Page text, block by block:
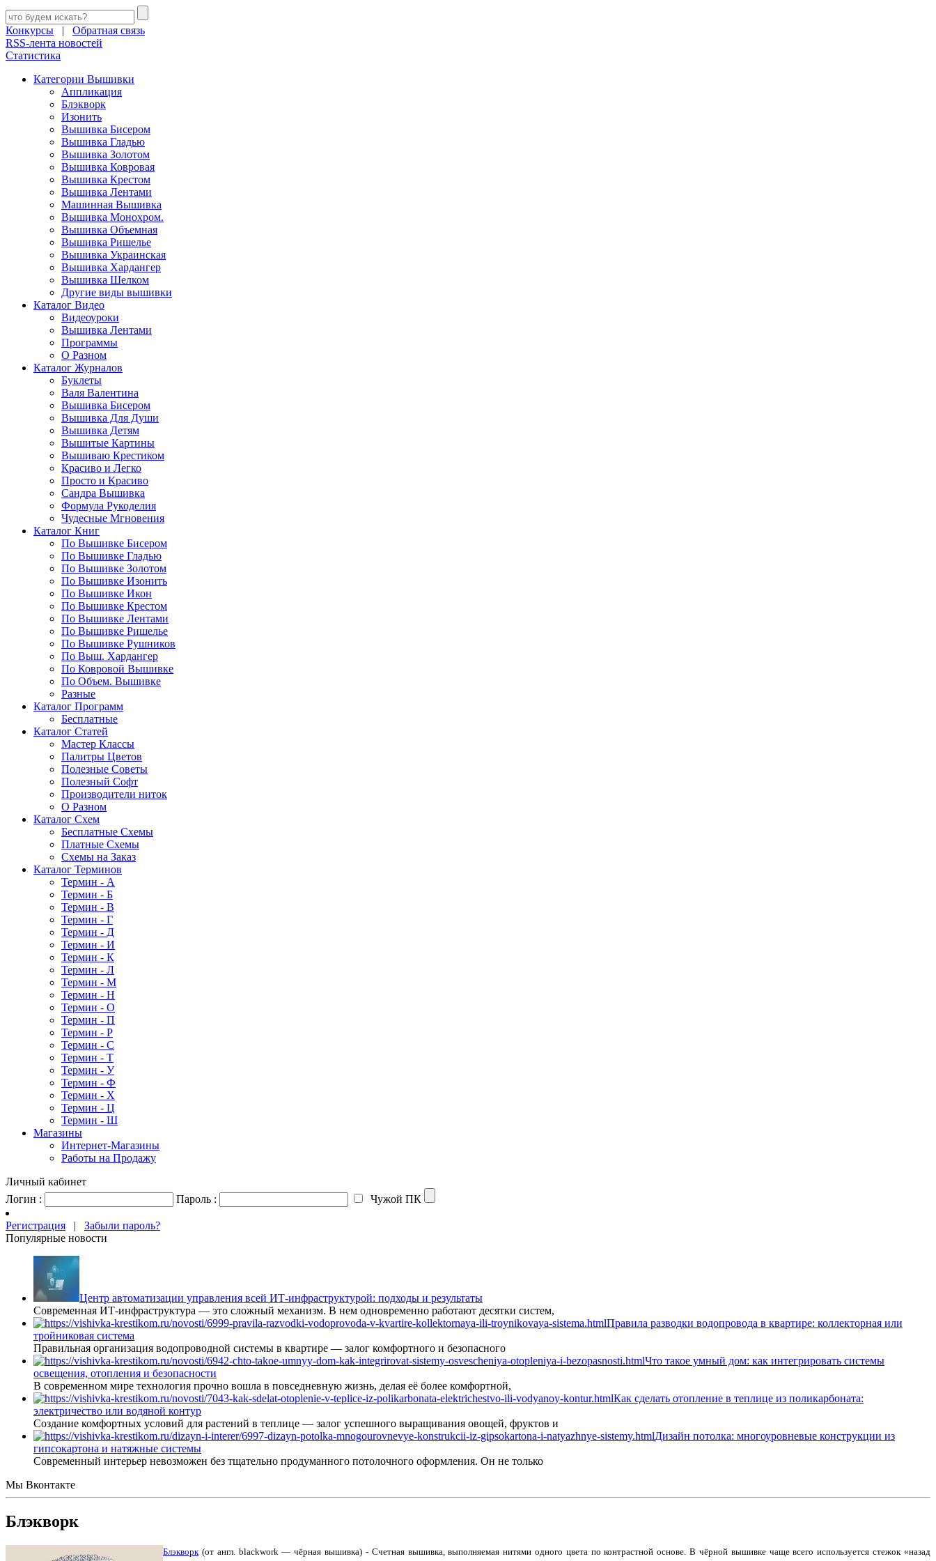
Конкурсы | Обратная связь
RSS-лента новостей
Статистика
Категории Вышивки
Аппликация
Блэкворк
Изонить
Вышивка Бисером
Вышивка Гладью
Вышивка Золотом
Вышивка Ковровая
Вышивка Крестом
Вышивка Лентами
Машинная Вышивка
Вышивка Монохром.
Вышивка Объемная
Вышивка Ришелье
Вышивка Украинская
Вышивка Хардангер
Вышивка Шелком
Другие виды вышивки
Каталог Видео
Видеоуроки
Вышивка Лентами
Программы
О Разном
Каталог Журналов
Буклеты
Валя Валентина
Вышивка Бисером
Вышивка Для Души
Вышивка Детям
Вышитые Картины
Вышиваю Крестиком
Красиво и Легко
Просто и Красиво
Сандра Вышивка
Формула Рукоделия
Чудесные Мгновения
Каталог Книг
По Вышивке Бисером
По Вышивке Гладью
По Вышивке Золотом
По Вышивке Изонить
По Вышивке Икон
По Вышивке Крестом
По Вышивке Лентами
По Вышивке Ришелье
По Вышивке Рушников
По Выш. Хардангер
По Ковровой Вышивке
По Объем. Вышивке
Разные
Каталог Программ
Бесплатные
Каталог Статей
Мастер Классы
Палитры Цветов
Полезные Советы
Полезный Софт
Производители ниток
О Разном
Каталог Схем
Бесплатные Схемы
Платные Схемы
Схемы на Заказ
Каталог Терминов
Термин - А
Термин - Б
Термин - В
Термин - Г
Термин - Д
Термин - И
Термин - К
Термин - Л
Термин - М
Термин - Н
Термин - О
Термин - П
Термин - Р
Термин - С
Термин - Т
Термин - У
Термин - Ф
Термин - Х
Термин - Ц
Термин - Ш
Магазины
Интернет-Магазины
Работы на Продажу
Личный кабинет
Логин :
Пароль : Чужой ПК
Регистрация | Забыли пароль?
Популярные новости
Центр автоматизации управления всей ИТ-инфраструктурой: подходы и результаты
Современная ИТ-инфраструктура — это сложный механизм. В нем одновременно работают десятки систем,
Правила разводки водопровода в квартире: коллекторная или
тройниковая система
Правильная организация водопроводной системы в квартире — залог комфортного и безопасного
Что такое умный дом: как интегрировать системы
освещения, отопления и безопасности
В современном мире технология прочно вошла в повседневную жизнь, делая её более комфортной,
Как сделать отопление в теплице из поликарбоната:
электричество или водяной контур
Создание комфортных условий для растений в теплице — залог успешного выращивания овощей, фруктов и
Дизайн потолка: многоуровневые конструкции из
гипсокартона и натяжные системы
Современный интерьер невозможен без тщательно продуманного потолочного оформления. Он не только
Мы Вконтакте
Блэкворк
Блэкворк (от англ. blackwork — чёрная вышивка) - Счетная вышивка, выполняемая нитями одного цвета по контрастной основе. В чёрной вышивке чаще всего используется стежок «назад